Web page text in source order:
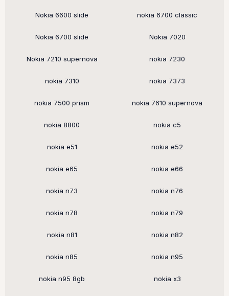
Nokia 6600 slide nokia 6700 classic
Nokia 6700 slide Nokia 7020
Nokia 7210 supernova nokia 7230
nokia 7310 nokia 7373
nokia 7500 prism nokia 7610 supernova
nokia 8800 nokia c5
nokia e51 nokia e52
nokia e65 nokia e66
nokia n73 nokia n76
nokia n78 nokia n79
nokia n81 nokia n82
nokia n85 nokia n95
nokia n95 8gb nokia x3